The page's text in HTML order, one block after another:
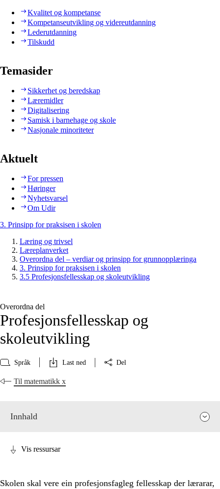
Kvalitet og kompetanse
Kompetanseutvikling og videreutdanning
Lederutdanning
Tilskudd
Temasider
Sikkerhet og beredskap
Læremidler
Digitalisering
Samisk i barnehage og skole
Nasjonale minoriteter
Aktuelt
For pressen
Høringer
Nyhetsvarsel
Om Udir
3. Prinsipp for praksisen i skolen
Læring og trivsel
Læreplanverket
Overordna del – verdiar og prinsipp for grunnopplæringa
3. Prinsipp for praksisen i skolen
3.5 Profesjonsfellesskap og skoleutvikling
Overordna del
Profesjonsfellesskap og
skoleutvikling
Språk Last ned Del
Til matematikk x
Innhald
Vis ressursar
Skolen skal vere ein profesjonsfagleg fellesskap der lærarar,